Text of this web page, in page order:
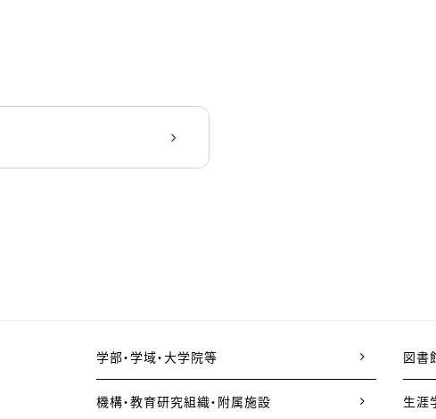
学部・学域・大学院等
機構・教育研究組織・附属施設
図書
生涯